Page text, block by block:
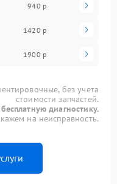
940 р
1420 р
1900 р
без учета
стоимости запчастей.
диагностику.
на неисправность.